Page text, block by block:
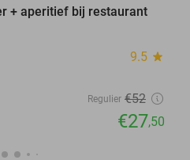
+ aperitief bij restaurant
9.5 star
Regulier €52
€27,50